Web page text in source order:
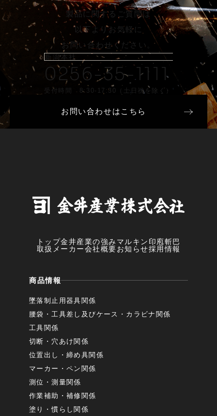
製品に関するご質問は
以下よりお気軽に
お問い合わせください。
新潟本社
0256-35-1111
受付時間 8:30-17:30（土日祝を除く）
お問い合わせはこちら
トップ金井産業の強み マルキン印 庖斬巴
取扱メーカー会社概要お知らせ採用情報
商品情報
墜落制止用器具関係
腰袋・工具差し及びケース・カラビナ関係
工具関係
切断・穴あけ関係
位置出し・締め具関係
マーカー・ペン関係
測位・測量関係
作業補助・補修関係
塗り・慣らし関係